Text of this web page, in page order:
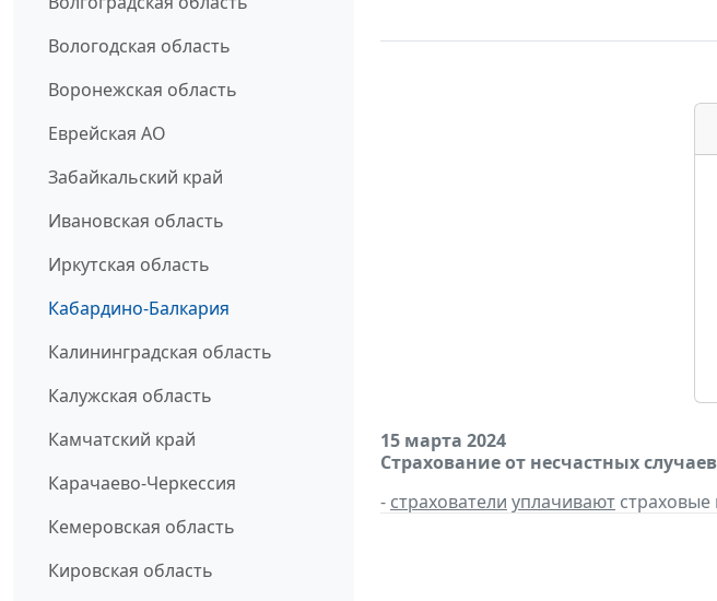
Вологодская область
Воронежская область
Еврейская АО
Забайкальский край
Ивановская область
Иркутская область
Кабардино-Балкария
Калининградская область
Калужская область
Камчатский край
Карачаево-Черкессия
Кемеровская область
Кировская область
15 марта 2024
Страхование от несчастных
- страхователи уплачивают страховые